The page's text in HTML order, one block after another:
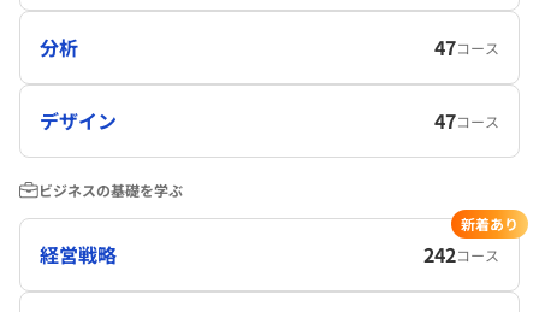
分析 47コース
デザイン 47コース
ビジネスの基礎を学ぶ
経営戦略 242コース
新着あり